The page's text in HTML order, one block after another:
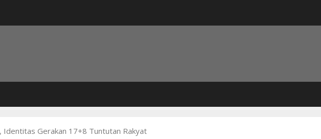
Identitas Gerakan 17+8 Tuntutan Rakyat